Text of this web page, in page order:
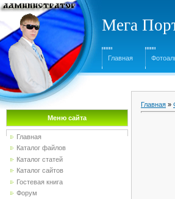
Мега
Главная
Меню сайта
Главная
Каталог файлов
Каталог статей
Каталог сайтов
Гостевая книга
Форум
Главная »